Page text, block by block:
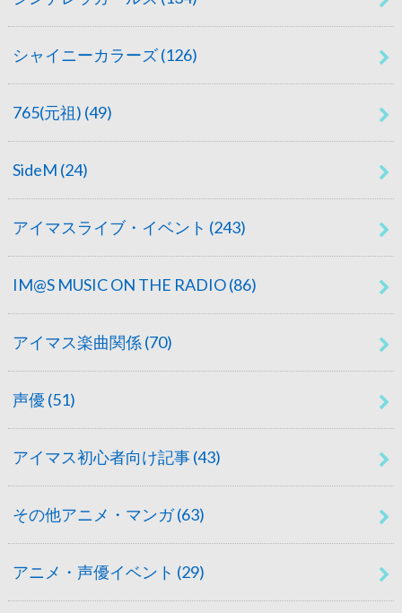
シャイニーカラーズ(126)
765(元祖) (49)
SideM (24)
アイマスライブ・イベント (243)
IM@S MUSIC ON THE RADIO(86)
アイマス楽曲関係 (70)
声優 (51)
アイマス初心者向け記事(43)
その他アニメ・マンガ(63)
アニメ・声優イベント (29)